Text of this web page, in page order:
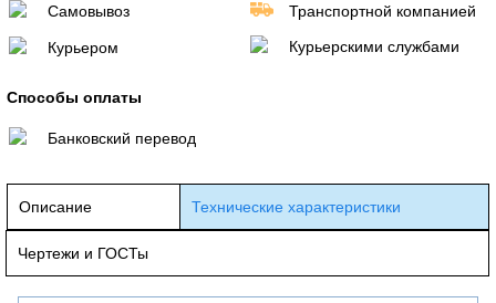
Самовывоз
Курьером
Транспортной компанией
Курьерскими службами
Способы оплаты
Банковский перевод
Описание Технические характеристики
Чертежи и ГОСТы